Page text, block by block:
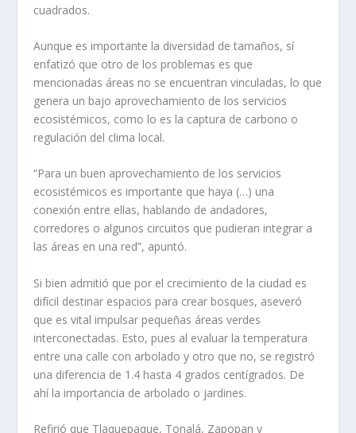
cuadrados.
Aunque es importante la diversidad de tamaños, sí
enfatizó que otro de los problemas es que
mencionadas áreas no se encuentran vinculadas, lo que
genera un bajo aprovechamiento de los servicios
ecosistémicos, como lo es la captura de carbono o
regulación del clima local.
“Para un buen aprovechamiento de los servicios
ecosistémicos es importante que haya (…) una
conexión entre ellas, hablando de andadores,
corredores o algunos circuitos que pudieran integrar a
las áreas en una red”, apuntó.
Si bien admitió que por el crecimiento de la ciudad es
difícil destinar espacios para crear bosques, aseveró
que es vital impulsar pequeñas áreas verdes
interconectadas. Esto, pues al evaluar la temperatura
entre una calle con arbolado y otro que no, se registró
una diferencia de 1.4 hasta 4 grados centígrados. De
ahí la importancia de arbolado o jardines.
Refirió que Tlaquepaque, Tonalá, Zapopan y